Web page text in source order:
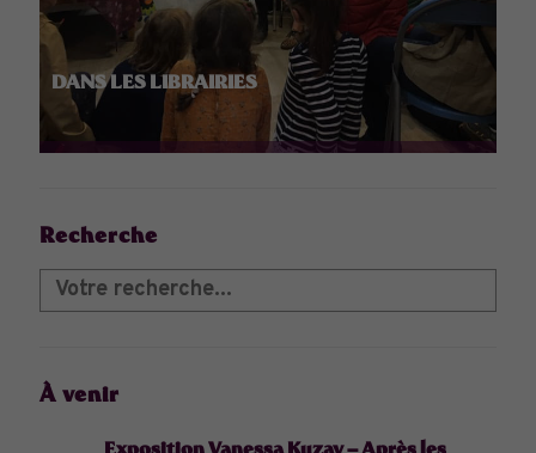
DANS LES LIBRAIRIES
Recherche
À venir